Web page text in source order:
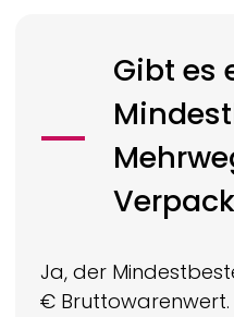
Gibt es
Ja, der
€ Bruttowarenwert.